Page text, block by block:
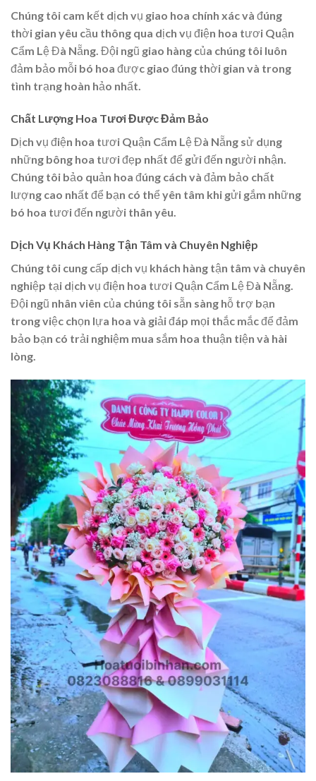
Chúng tôi cam kết dịch vụ giao hoa chính xác và đúng
thời gian yêu cầu thông qua dịch vụ điện hoa tươi Quận
Cẩm Lệ Đà Nẵng. Đội ngũ giao hàng của chúng tôi luôn
đảm bảo mỗi bó hoa được giao đúng thời gian và trong
tình trạng hoàn hảo nhất.
Chất Lượng Hoa Tươi Được Đảm Bảo
Dịch vụ điện hoa tươi Quận Cẩm Lệ Đà Nẵng sử dụng
những bông hoa tươi đẹp nhất để gửi đến người nhận.
Chúng tôi bảo quản hoa đúng cách và đảm bảo chất
lượng cao nhất để bạn có thể yên tâm khi gửi gắm những
bó hoa tươi đến người thân yêu.
Dịch Vụ Khách Hàng Tận Tâm và Chuyên Nghiệp
Chúng tôi cung cấp dịch vụ khách hàng tận tâm và chuyên
nghiệp tại dịch vụ điện hoa tươi Quận Cẩm Lệ Đà Nẵng.
Đội ngũ nhân viên của chúng tôi sẵn sàng hỗ trợ bạn
trong việc chọn lựa hoa và giải đáp mọi thắc mắc để đảm
bảo bạn có trải nghiệm mua sắm hoa thuận tiện và hài
lòng.